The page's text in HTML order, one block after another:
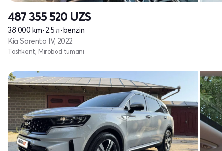
487 355 520 UZS
38 000 km•2.5 л• benzin
Kia Sorento IV, 2022
Toshkent, Mirobod tumani